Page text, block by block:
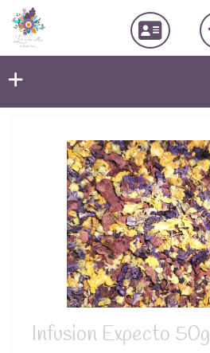
Infusion Expecto 50g